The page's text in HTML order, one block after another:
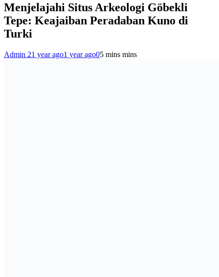
Menjelajahi Situs Arkeologi Göbekli
Tepe: Keajaiban Peradaban Kuno di
Turki
Admin 21 year ago1 year ago05 mins mins